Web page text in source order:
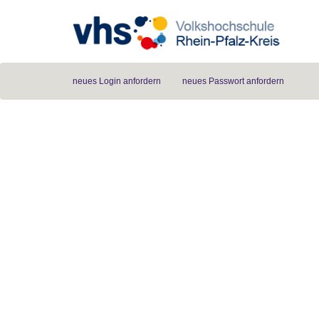
neues Login anfordern neues Passwort anfordern